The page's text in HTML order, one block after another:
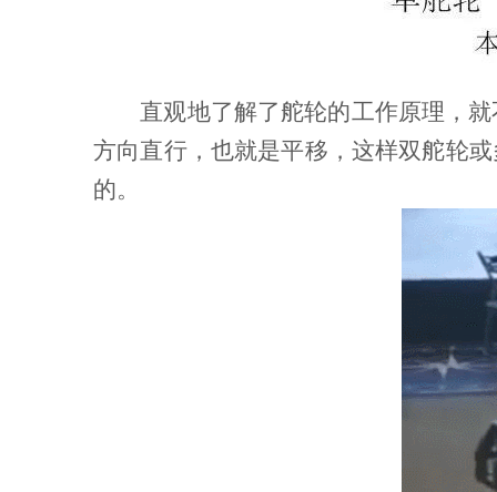
直观地了解了舵轮的工作原理，就
方向直行，也就是平移，这样双舵轮
的。